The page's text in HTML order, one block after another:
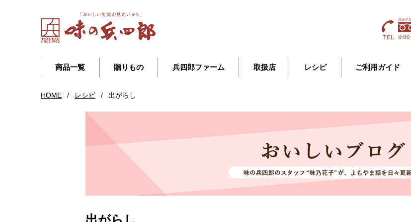
商品一覧 贈りもの 兵四郎ファーム 取扱店 レシピ ご利用ガイド
HOME / レシピ / 出がらし